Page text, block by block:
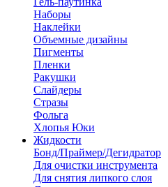
Наборы
Наклейки
Объемные дизайны
Пигменты
Пленки
Ракушки
Слайдеры
Стразы
Фольга
Хлопья Юки
Жидкости
Бонд/Праймер/Дегидратор
Для очистки инструмента
Для снятия липкого слоя